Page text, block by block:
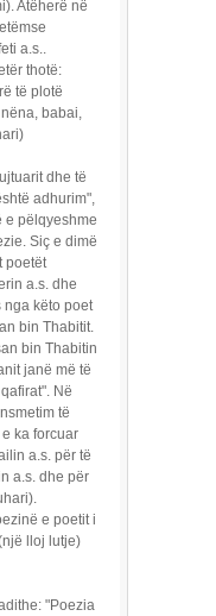
Atëherë në
a.s..
thotë:
të plotë
babai,
dhe të
adhurim",
e pëlqyeshme
Siç e dimë
poetët
a.s. dhe
nga këto poet
bin Thabitit.
bin Thabitin
janë më të
Në
të
ka forcuar
a.s. për të
a.s. dhe për
e poetit i
lloj lutje)
"Poezia